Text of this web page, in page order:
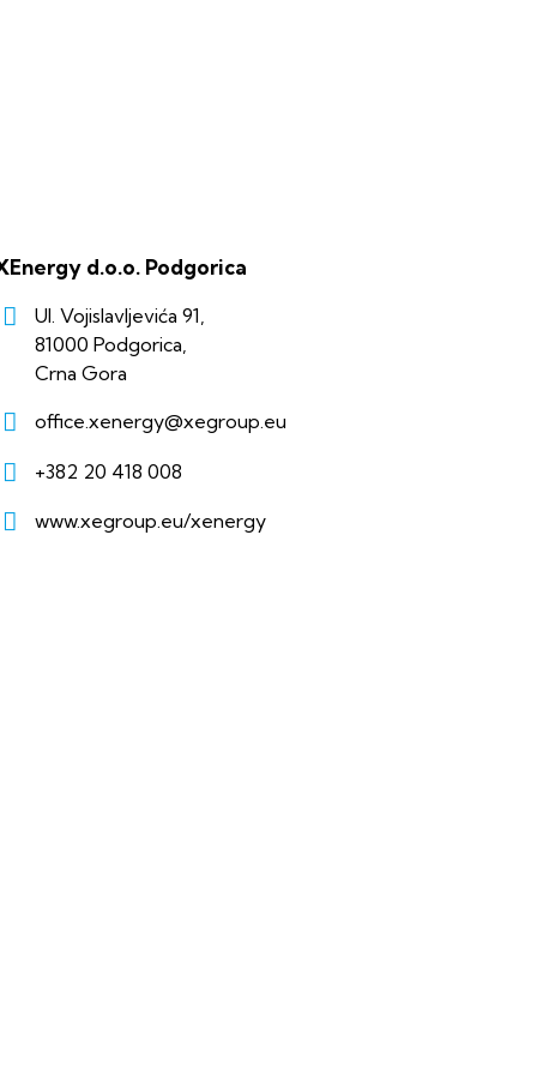
d.o.o. Podgorica
Ul. Vojislavljevića 91,
81000 Podgorica,
Crna Gora
office.xenergy@xegroup.eu
+382 20 418 008
www.xegroup.eu/xenergy